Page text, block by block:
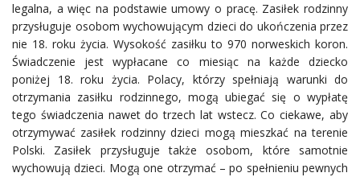
legalna, a więc na podstawie umowy o pracę. Zasiłek rodzinny
przysługuje osobom wychowującym dzieci do ukończenia przez
nie 18. roku życia. Wysokość zasiłku to 970 norweskich koron.
Świadczenie jest wypłacane co miesiąc na każde dziecko
poniżej 18. roku życia. Polacy, którzy spełniają warunki do
otrzymania zasiłku rodzinnego, mogą ubiegać się o wypłatę
tego świadczenia nawet do trzech lat wstecz. Co ciekawe, aby
otrzymywać zasiłek rodzinny dzieci mogą mieszkać na terenie
Polski. Zasiłek przysługuje także osobom, które samotnie
wychowują dzieci. Mogą one otrzymać – po spełnieniu pewnych